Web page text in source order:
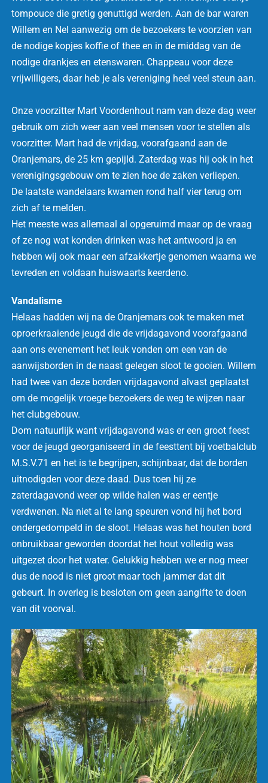
tompouce die gretig genuttigd werden. Aan de bar waren
Willem en Nel aanwezig om de bezoekers te voorzien van
de nodige kopjes koffie of thee en in de middag van de
nodige drankjes en etenswaren. Chappeau voor deze
vrijwilligers, daar heb je als vereniging heel veel steun aan.
Onze voorzitter Mart Voordenhout nam van deze dag weer
gebruik om zich weer aan veel mensen voor te stellen als
voorzitter. Mart had de vrijdag, voorafgaand aan de
Oranjemars, de 25 km gepijld. Zaterdag was hij ook in het
verenigingsgebouw om te zien hoe de zaken verliepen.
De laatste wandelaars kwamen rond half vier terug om
zich af te melden.
Het meeste was allemaal al opgeruimd maar op de vraag
of ze nog wat konden drinken was het antwoord ja en
hebben wij ook maar een afzakkertje genomen waarna we
tevreden en voldaan huiswaarts keerdeno.
Vandalisme
Helaas hadden wij na de Oranjemars ook te maken met
oproerkraaiende jeugd die de vrijdagavond voorafgaand
aan ons evenement het leuk vonden om een van de
aanwijsborden in de naast gelegen sloot te gooien. Willem
had twee van deze borden vrijdagavond alvast geplaatst
om de mogelijk vroege bezoekers de weg te wijzen naar
het clubgebouw.
Dom natuurlijk want vrijdagavond was er een groot feest
voor de jeugd georganiseerd in de feesttent bij voetbalclub
M.S.V.71 en het is te begrijpen, schijnbaar, dat de borden
uitnodigden voor deze daad. Dus toen hij ze
zaterdagavond weer op wilde halen was er eentje
verdwenen. Na niet al te lang speuren vond hij het bord
ondergedompeld in de sloot. Helaas was het houten bord
onbruikbaar geworden doordat het hout volledig was
uitgezet door het water. Gelukkig hebben we er nog meer
dus de nood is niet groot maar toch jammer dat dit
gebeurt. In overleg is besloten om geen aangifte te doen
van dit voorval.